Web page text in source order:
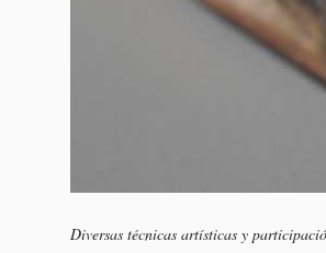
Diversas técnicas artísticas y